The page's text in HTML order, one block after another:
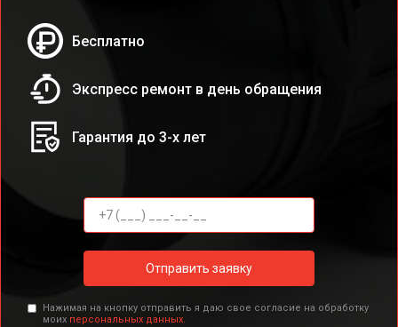
Бесплатно
Экспресс ремонт в день обращения
Гарантия до 3-х лет
Отправить заявку
Нажимая на кнопку отправить я даю свое согласие на обработку
моих персональных данных.